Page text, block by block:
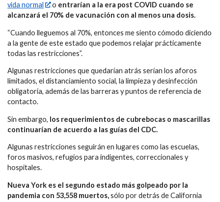
vida normal
o entrarían a la era post COVID cuando se
alcanzará el 70% de vacunación con al menos una dosis.
“Cuando lleguemos al 70%, entonces me siento cómodo diciendo
a la gente de este estado que podemos relajar prácticamente
todas las restricciones”.
Algunas restricciones que quedarían atrás serían los aforos
limitados, el distanciamiento social, la limpieza y desinfección
obligatoria, además de las barreras y puntos de referencia de
contacto.
Sin embargo, los requerimientos de cubrebocas o mascarillas
continuarían de acuerdo a las guías del CDC.
Algunas restricciones seguirán en lugares como las escuelas,
foros masivos, refugios para indigentes, correccionales y
hospitales.
Nueva York es el segundo estado más golpeado por la
pandemia con 53,558 muertos,sólo por detrás de California